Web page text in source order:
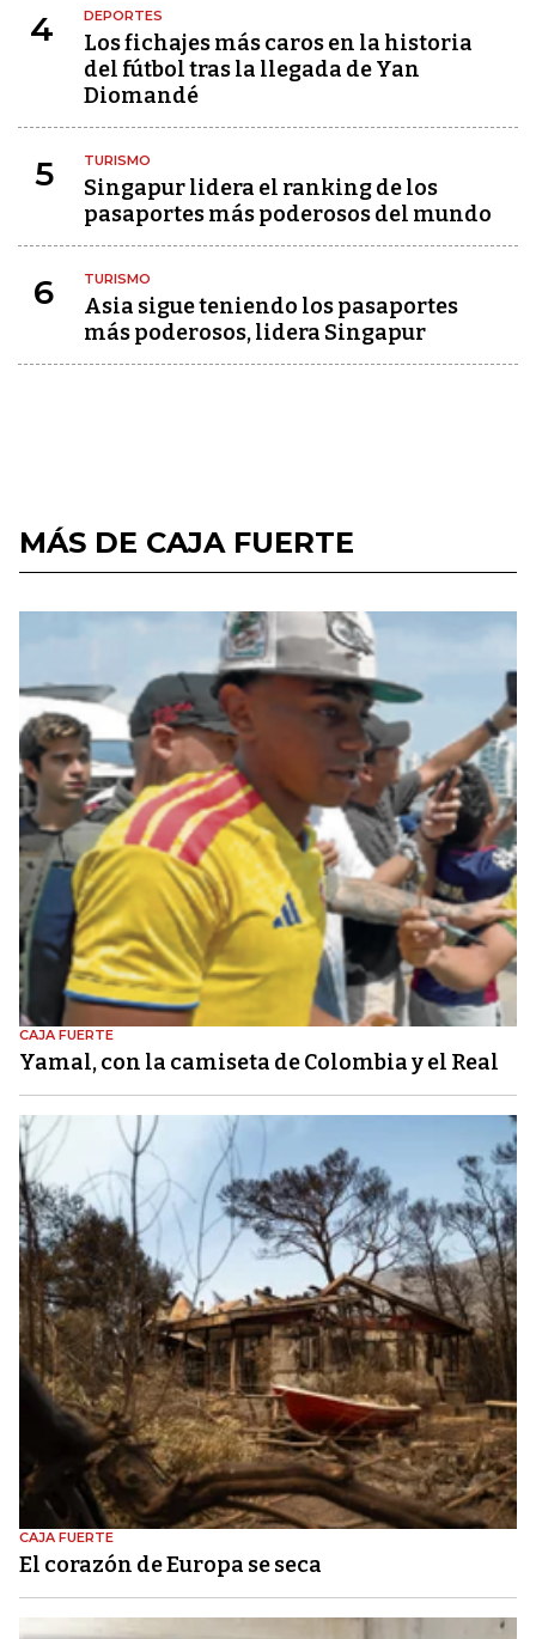
4 DEPORTES
Los fichajes más caros en la historia
del fútbol tras la llegada de Yan
Diomandé
5 TURISMO
Singapur lidera el ranking de los
pasaportes más poderosos del mundo
6 TURISMO
Asia sigue teniendo los pasaportes
más poderosos, lidera Singapur
MÁS DE CAJA FUERTE
CAJA FUERTE
Yamal, con la camiseta de Colombia y el Real
CAJA FUERTE
El corazón de Europa se seca